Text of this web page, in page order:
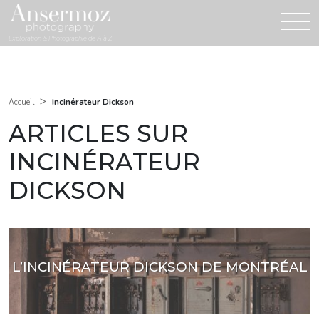
Exploration & Photographie de A à Z
Accueil > Incinérateur Dickson
ARTICLES SUR
INCINÉRATEUR
DICKSON
L’INCINÉRATEUR DICKSON DE MONTRÉAL